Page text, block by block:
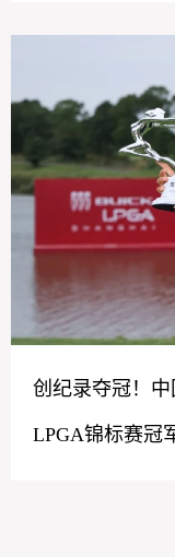
创纪录夺冠！
LPGA锦标赛冠